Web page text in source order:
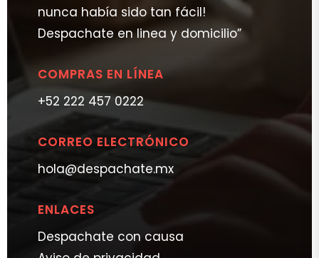
nunca había sido tan fácil!
Despachate en linea y domicilio”
COMPRAS EN LÍNEA
+52 222 457 0222
CORREO ELECTRÓNICO
hola@despachate.mx
ENLACES
Despachate con causa